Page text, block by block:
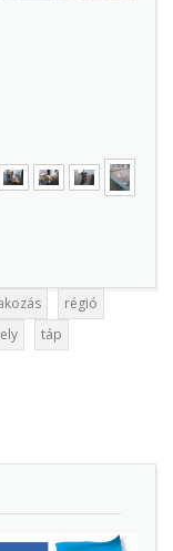
régió
táp